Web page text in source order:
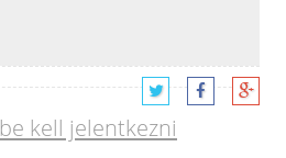
be kell jelentkezni